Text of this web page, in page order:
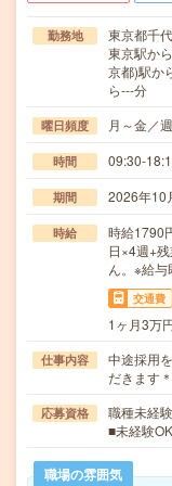
勤務地
東京都千
東京駅か
京都)駅か
ら---分
曜日頻度 月～金／
時間 09:30-
期間 2026年10
時給
時給1790
日×4週+
ん。※給与
交通費
1ヶ月3万
仕事内容
中途採用
だきます
応募資格
職種未経
■未経験OK
職場の雰囲気